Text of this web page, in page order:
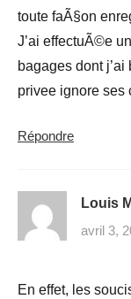
toute faÃ§on
J’ai effectuÃ©e
bagages dont
privee ignore ses
Répondre
Louis
avril 3,
En effet, les